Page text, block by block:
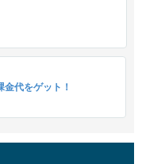
代をゲット！